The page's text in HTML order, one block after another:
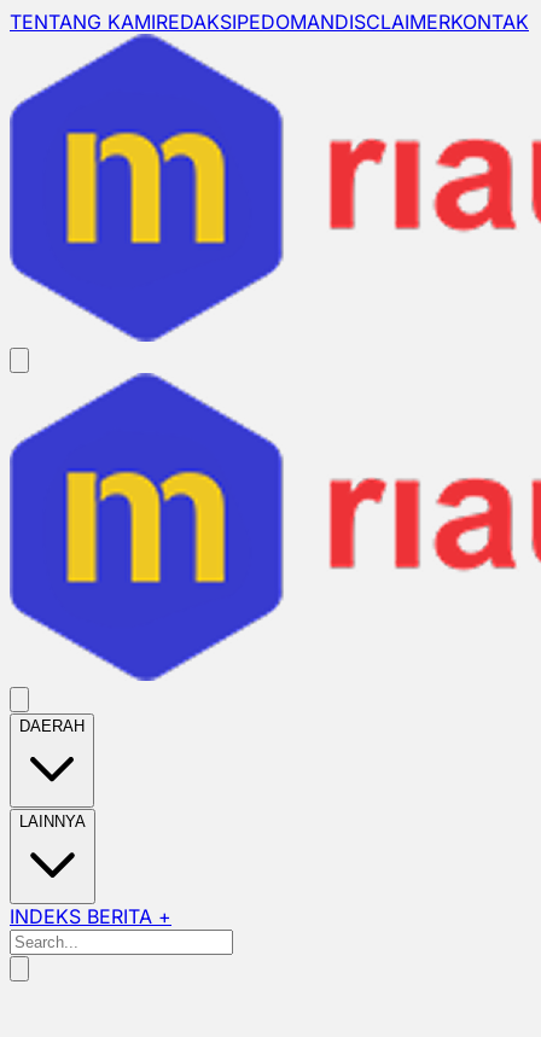
TENTANG KAMIREDAKSIPEDOMANDISCLAIMERKONTAK
DAERAH
LAINNYA
INDEKS BERITA +